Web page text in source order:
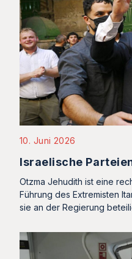
10. Juni 2026
Israelische
Otzma Jehudith ist eine
Führung des Extremisten
sie an der Regierung